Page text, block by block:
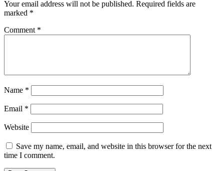
Your email address will not be published. Required fields are
marked *
Comment *
Name *
Email *
Website
Save my name, email, and website in this browser for the next
time I comment.